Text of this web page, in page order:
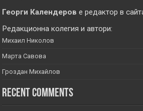
Георги Календеров е редактор в
Редакционна колегия и автори:
Михаил Николов
Марта Савова
Гроздан Михайлов
Recent Comments